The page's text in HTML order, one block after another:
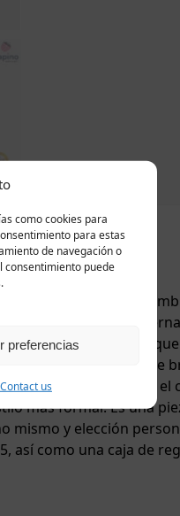
como cookies para
para estas
de navegación o
consentimiento puede
preferencias
Contact us
0
diseñado para
una cadena
incrustado con
rodio realza el noble
total de 3,3 gramos,
más formal. Es una
y elección
así como una caja de